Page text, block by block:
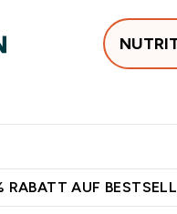
RABATT AUF